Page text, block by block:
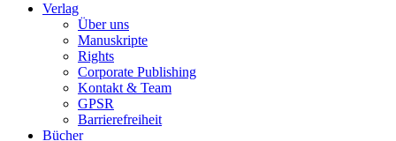
Verlag
Über uns
Manuskripte
Rights
Corporate Publishing
Kontakt & Team
GPSR
Barrierefreiheit
Bücher